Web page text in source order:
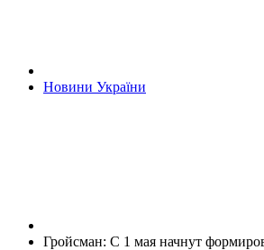
Новини України
Гройсман: С 1 мая начнут